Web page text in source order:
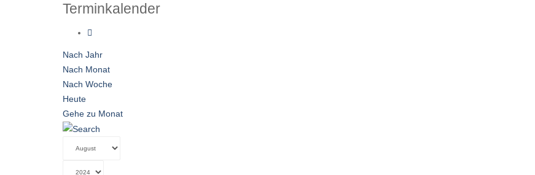
Terminkalender
Nach Jahr
Nach Monat
Nach Woche
Heute
Gehe zu Monat